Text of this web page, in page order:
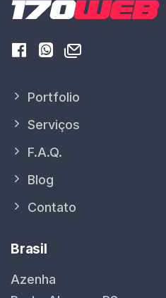
Portfolio
Serviços
F.A.Q.
Blog
Contato
Brasil
Azenha